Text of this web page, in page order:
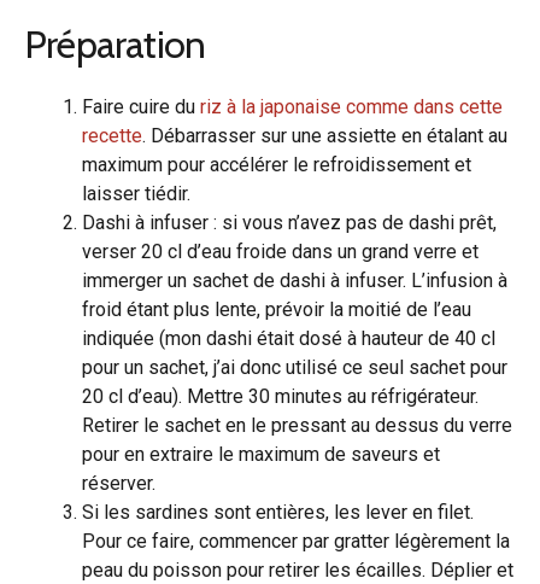
Préparation
Faire cuire du riz à la japonaise comme dans cette
recette. Débarrasser sur une assiette en étalant au
maximum pour accélérer le refroidissement et
laisser tiédir.
Dashi à infuser : si vous n’avez pas de dashi prêt,
verser 20 cl d’eau froide dans un grand verre et
immerger un sachet de dashi à infuser. L’infusion à
froid étant plus lente, prévoir la moitié de l’eau
indiquée (mon dashi était dosé à hauteur de 40 cl
pour un sachet, j’ai donc utilisé ce seul sachet pour
20 cl d’eau). Mettre 30 minutes au réfrigérateur.
Retirer le sachet en le pressant au dessus du verre
pour en extraire le maximum de saveurs et
réserver.
Si les sardines sont entières, les lever en filet.
Pour ce faire, commencer par gratter légèrement la
peau du poisson pour retirer les écailles. Déplier et